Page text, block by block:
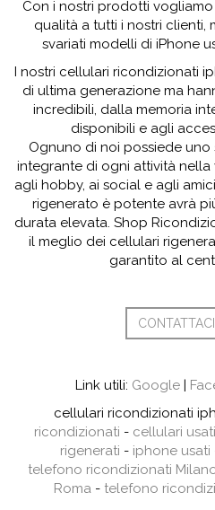
Con i nostri prodotti
qualità a tutti i nostri clienti,
svariati modelli di iPhone
I nostri cellulari ricondizionati
di ultima generazione ma
incredibili, dalla memoria
disponibili e agli
Ognuno di noi possiede
integrante di ogni attività
agli hobby, ai social e agli
rigenerato è potente avrà
durata elevata. Shop
il meglio dei cellulari
garantito al
Link utili: Google|
cellulari ricondizionati
ricondizionati - cellulari
rigenerati - iphone usati
telefono ricondizionati
Roma - telefono